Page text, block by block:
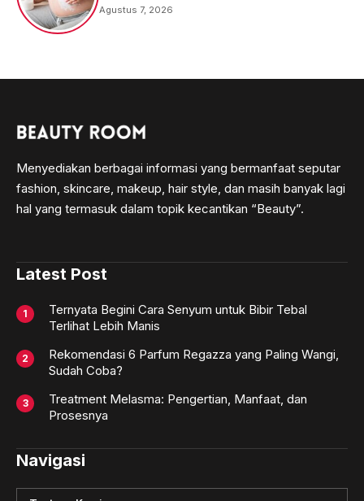
Agustus 7, 2026
Menyediakan berbagai informasi yang bermanfaat seputar
fashion, skincare, makeup, hair style, dan masih banyak lagi
hal yang termasuk dalam topik kecantikan “Beauty”.
Latest Post
Ternyata Begini Cara Senyum untuk Bibir Tebal
Terlihat Lebih Manis
Rekomendasi 6 Parfum Regazza yang Paling Wangi,
Sudah Coba?
Treatment Melasma: Pengertian, Manfaat, dan
Prosesnya
Navigasi